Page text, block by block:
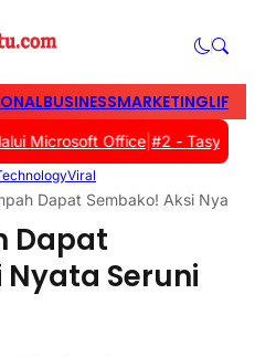
BUSINESSMARKETING
Office|#2 -Tasyakuran
Viral
Dapat Sembako! Aksi Nyata
Dapat
Nyata Seruni